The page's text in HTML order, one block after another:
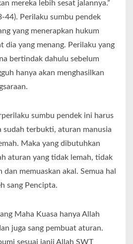
mereka lebih sesat jalannya.”
44). Perilaku sumbu pendek
yang menerapkan hukum
dia yang menang. Perilaku yang
bertindak dahulu sebelum
hanya akan menghasilkan
sumbu pendek ini harus
sudah terbukti, aturan manusia
Maka yang dibutuhkan
aturan yang tidak lemah, tidak
memuaskan akal. Semua hal
sang Pencipta.
Maha Kuasa hanya Allah
juga sang pembuat aturan.
sesuai janji Allah SWT